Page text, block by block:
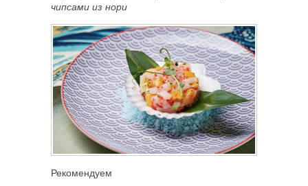
чипсами из нори
Рекомендуем